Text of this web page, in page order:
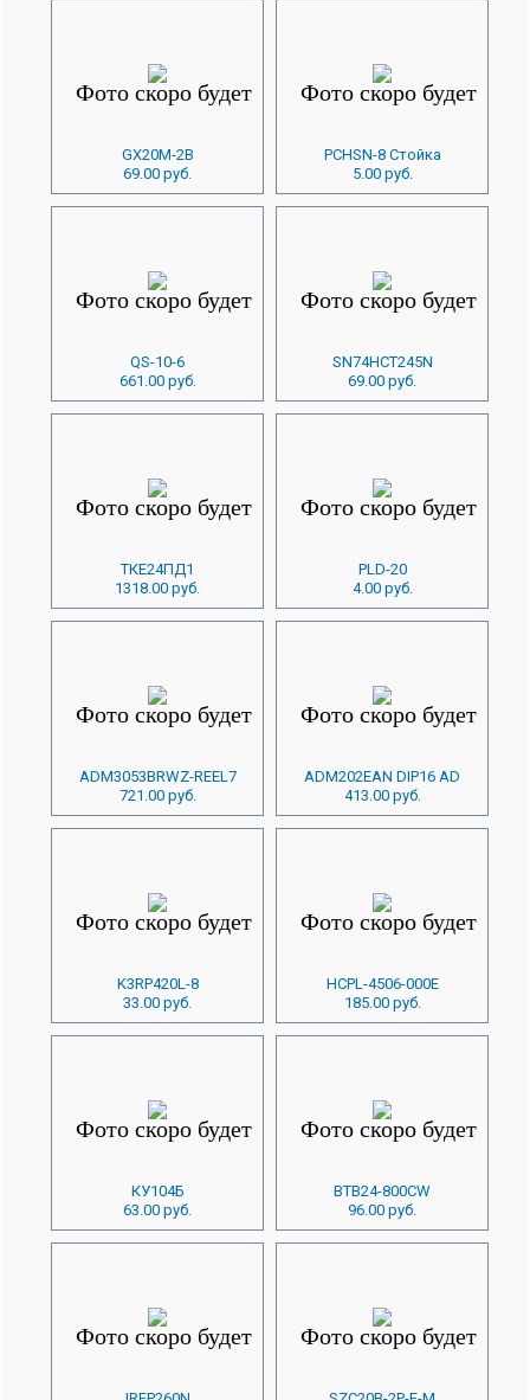
GX20M-2B
69.00 руб.
PCHSN-8 Стойка
5.00 руб.
QS-10-6
661.00 руб.
SN74HCT245N
69.00 руб.
ТКЕ24ПД1
1318.00 руб.
PLD-20
4.00 руб.
ADM3053BRWZ-REEL7
721.00 руб.
ADM202EAN DIP16 AD
413.00 руб.
K3RP420L-8
33.00 руб.
HCPL-4506-000E
185.00 руб.
КУ104Б
63.00 руб.
BTB24-800CW
96.00 руб.